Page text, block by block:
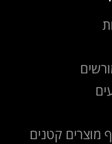
מוצרים קטנים